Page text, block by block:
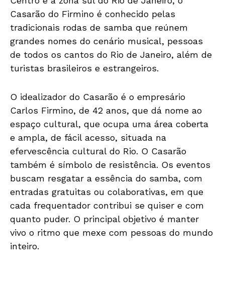
Casarão do Firmino é conhecido pelas
tradicionais rodas de samba que reúnem
grandes nomes do cenário musical, pessoas
de todos os cantos do Rio de Janeiro, além de
turistas brasileiros e estrangeiros.
O idealizador do Casarão é o empresário
Carlos Firmino, de 42 anos, que dá nome ao
espaço cultural, que ocupa uma área coberta
e ampla, de fácil acesso, situada na
efervescência cultural do Rio. O Casarão
também é símbolo de resistência. Os eventos
buscam resgatar a essência do samba, com
entradas gratuitas ou colaborativas, em que
cada frequentador contribui se quiser e com
quanto puder. O principal objetivo é manter
vivo o ritmo que mexe com pessoas do mundo
inteiro.